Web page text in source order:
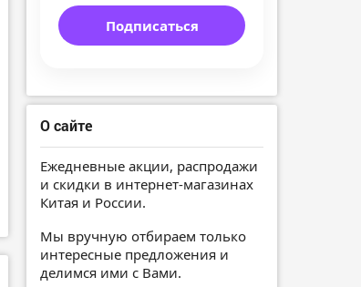
Подписаться
О сайте
Ежедневные акции, распродажи
и скидки в интернет-магазинах
Китая и России.
Мы вручную отбираем только
интересные предложения и
делимся ими с Вами.